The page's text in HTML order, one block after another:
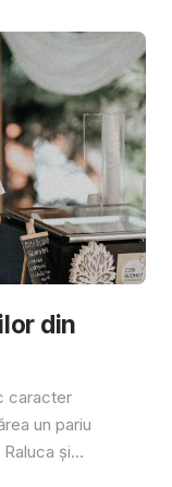
din
caracter
un pariu
și...